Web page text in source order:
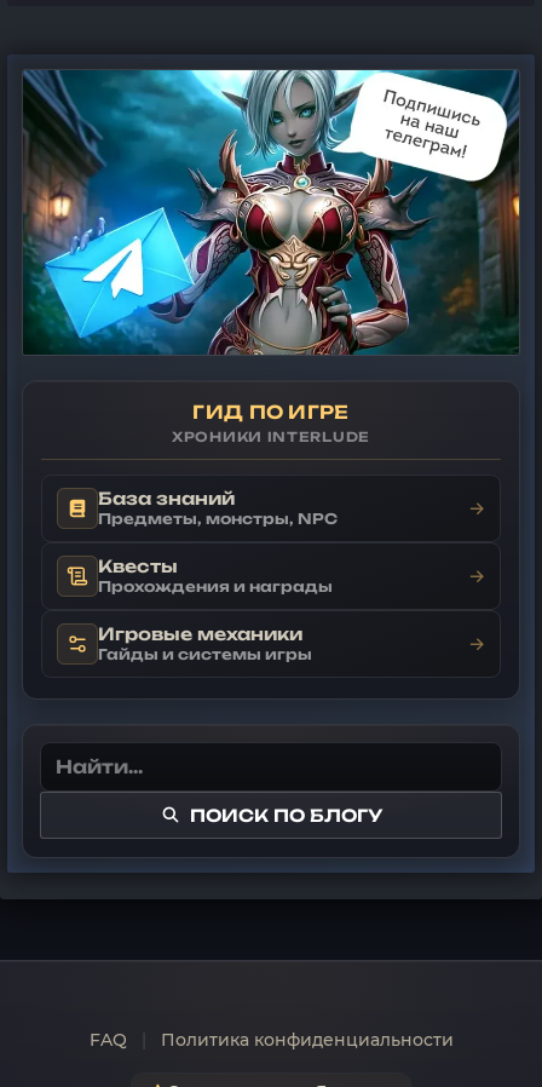
ГИД ПО ИГРЕ
ХРОНИКИ INTERLUDE
База знаний
Предметы, монстры, NPC →
Квесты
Прохождения и награды →
Игровые механики
Гайды и системы игры →
ПОИСК ПО БЛОГУ
FAQ Политика конфиденциальности